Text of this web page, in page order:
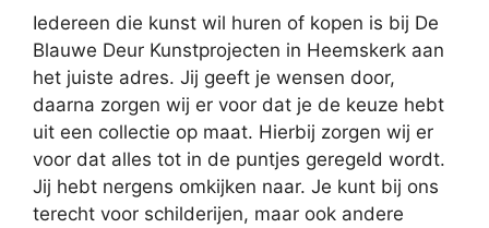
Iedereen die kunst wil huren of kopen is bij De
Blauwe Deur Kunstprojecten in Heemskerk aan
het juiste adres. Jij geeft je wensen door,
daarna zorgen wij er voor dat je de keuze hebt
uit een collectie op maat. Hierbij zorgen wij er
voor dat alles tot in de puntjes geregeld wordt.
Jij hebt nergens omkijken naar. Je kunt bij ons
terecht voor schilderijen, maar ook andere